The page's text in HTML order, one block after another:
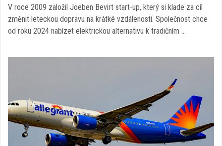
V roce 2009 založil Joeben Bevirt start-up, který si klade za cíl
změnit leteckou dopravu na krátké vzdálenosti. Společnost chce
od roku 2024 nabízet elektrickou alternativu k tradičním …